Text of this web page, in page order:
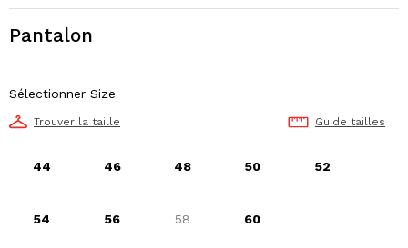
Pantalon
Sélectionner Size
Trouver la taille Guide tailles
44 46 48 50 52
54 56 58 60